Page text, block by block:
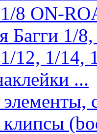
8 ON-
Багги 1/
12, 1/14,
...